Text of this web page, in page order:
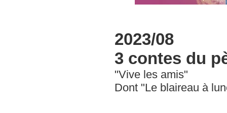
2023/08
3 contes du
"Vive les amis"
Dont "Le blaireau à